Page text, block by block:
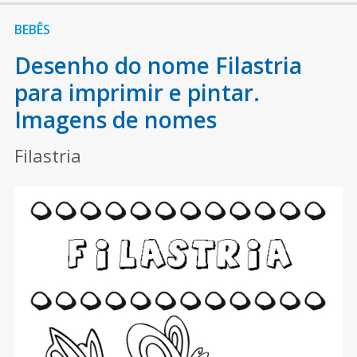
BEBÊS
Desenho do nome Filastria
para imprimir e pintar.
Imagens de nomes
Filastria